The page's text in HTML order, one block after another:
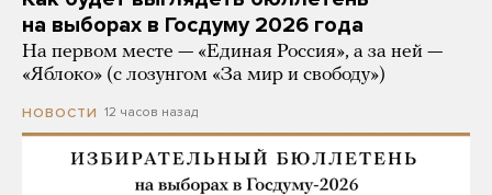
на выборах в Госдуму 2026 года
На первом месте — «Единая Россия», а за ней —
«Яблоко» (с лозунгом «За мир и свободу»)
НОВОСТИ 12 часов назад